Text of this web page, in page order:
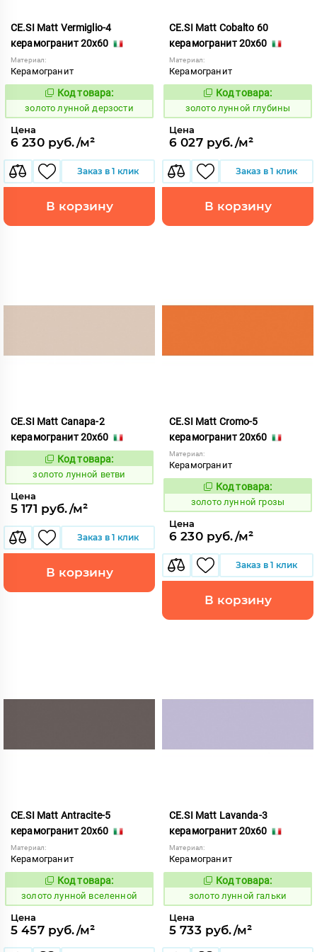
CE.SI Matt Vermiglio-4
керамогранит 20x60
Материал:
Керамогранит
521895
Код товара:
золото лунной дерзости
Цена
6 230 руб./м²
Заказ в 1 клик
В корзину
CE.SI Matt Cobalto 60
керамогранит 20x60
Материал:
Керамогранит
521892
Код товара:
золото лунной глубины
Цена
6 027 руб./м²
Заказ в 1 клик
В корзину
CE.SI Matt Canapa-2
керамогранит 20x60
521884
Код товара:
золото лунной ветви
Цена
5 171 руб./м²
Заказ в 1 клик
В корзину
CE.SI Matt Cromo-5
керамогранит 20x60
Материал:
Керамогранит
521894
Код товара:
золото лунной грозы
Цена
6 230 руб./м²
Заказ в 1 клик
В корзину
CE.SI Matt Antracite-5
керамогранит 20x60
Материал:
Керамогранит
521888
Код товара:
золото лунной вселенной
Цена
5 457 руб./м²
CE.SI Matt Lavanda-3
керамогранит 20x60
Материал:
Керамогранит
521890
Код товара:
золото лунной гальки
Цена
5 733 руб./м²